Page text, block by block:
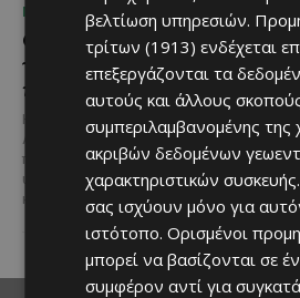
ΠΟΥ ΝΑ ΠΑΣ
Ο Αύγουστος στην Πάφο
γεμίζει μουσική, σινεμά
και πολιτισμό
Η Πάφος υποδέχεται τον
Αύγουστο με ένα πλούσιο
πρόγραμμα εκδηλώσεων που
υπόσχεται να χαρίσει μοναδικές
καλοκαιρινές εμπειρίες σε...
ΠΟΥ
Τα
Αν
Πάρκο
βελτίωση υπηρεσιών.
τρίτων (1913) ενδέχεται
επεξεργάζονται τα
αυτούς και άλλους
συμπεριλαμβανομένης της
ακριβών δεδομένων
χαρακτηριστικών
σας ισχύουν μόνο για
ιστότοπο. Ορισμένοι
μπορεί να βασίζονται σε
συμφέρον αντί για